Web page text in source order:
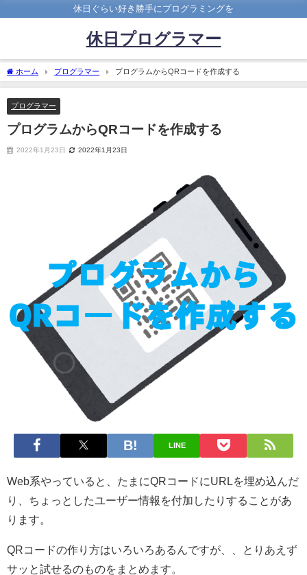
休日ぐらい好き勝手にプログラミングを
休日プログラマー
ホーム プログラマー プログラムからQRコードを作成する
プログラマー
プログラムからQRコードを作成する
2022年1月23日 2022年1月23日
LINE
Web系やっていると、たまにQRコードにURLを埋め込んだ
り、ちょっとしたユーザー情報を付加したりすることがあ
ります。
QRコードの作り方はいろいろあるんですが、、とりあえず
サッと試せるのものをまとめます。